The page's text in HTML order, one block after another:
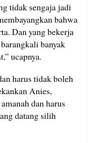
tidak sengaja jadi
bahwa
Dan yang bekerja
banyak
ucapnya.
harus tidak boleh
Anies,
dan harus
datang silih